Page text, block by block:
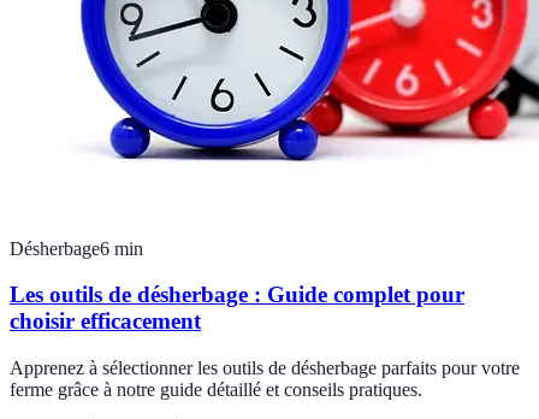
Désherbage6 min
Les outils de désherbage : Guide complet pour
choisir efficacement
Apprenez à sélectionner les outils de désherbage parfaits pour votre
ferme grâce à notre guide détaillé et conseils pratiques.